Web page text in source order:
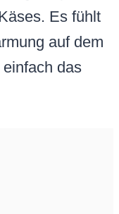
Es fühlt
auf dem
das